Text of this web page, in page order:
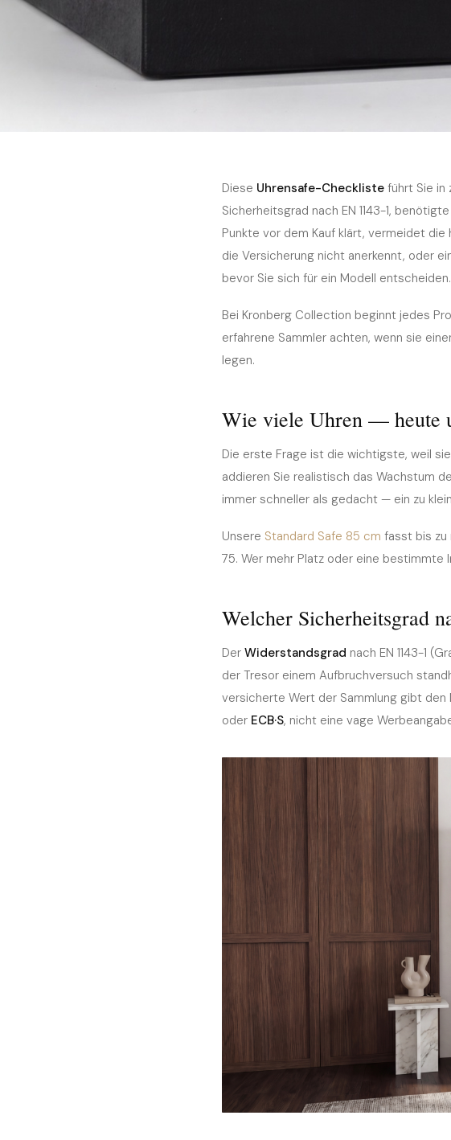
Uhrensafe-Checkliste — 12
die Sie vor dem Kauf klären
Diese Uhrensafe-Checklisteführt Sie in
Sicherheitsgrad nach EN 1143-1,
Punkte vor dem Kauf klärt, vermeidet
die Versicherung nicht anerkennt, oder
bevor Sie sich für ein Modell entscheiden.
Bei Kronberg Collection beginnt jedes
erfahrene Sammler achten, wenn sie
legen.
Wie viele Uhren — heute
Die erste Frage ist die wichtigste, weil
addieren Sie realistisch das Wachstum
immer schneller als gedacht — ein zu
Unsere Standard Safe 85 cm fasst bis zu
75. Wer mehr Platz oder eine bestimmte
Welcher Sicherheitsgrad
Der Widerstandsgrad nach EN 1143-1
der Tresor einem Aufbruchversuch
versicherte Wert der Sammlung gibt
oder ECB·S, nicht eine vage